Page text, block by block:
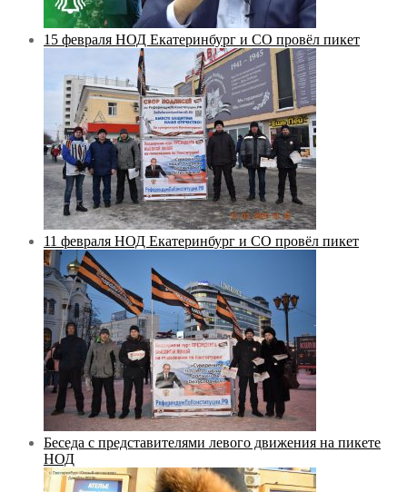
15 февраля НОД Екатеринбург и СО провёл пикет
11 февраля НОД Екатеринбург и СО провёл пикет
Беседа с представителями левого движения на пикете
НОД